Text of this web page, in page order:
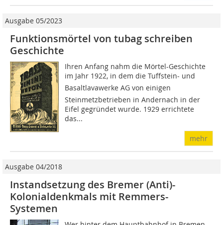
Ausgabe 05/2023
Funktionsmörtel von tubag schreiben
Geschichte
Ihren Anfang nahm die Mörtel-Geschichte
im Jahr 1922, in dem die Tuffstein- und
Basaltlavawerke AG von einigen
Steinmetzbetrieben in Andernach in der
Eifel gegründet wurde. 1929 errichtete
das...
mehr
Ausgabe 04/2018
Instandsetzung des Bremer (Anti)-
Kolonialdenkmals mit Remmers-
Systemen